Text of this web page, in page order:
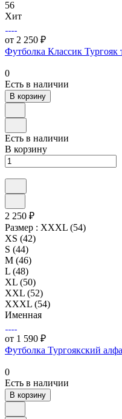
56
Хит
от 2 250 ₽
Футболка Классик Тургояк
0
Есть в наличии
В корзину
Есть в наличии
В корзину
2 250 ₽
Размер : XXXL (54)
XS (42)
S (44)
M (46)
L (48)
XL (50)
XXL (52)
XXXL (54)
Именная
от 1 590 ₽
Футболка Тургоякский
0
Есть в наличии
В корзину